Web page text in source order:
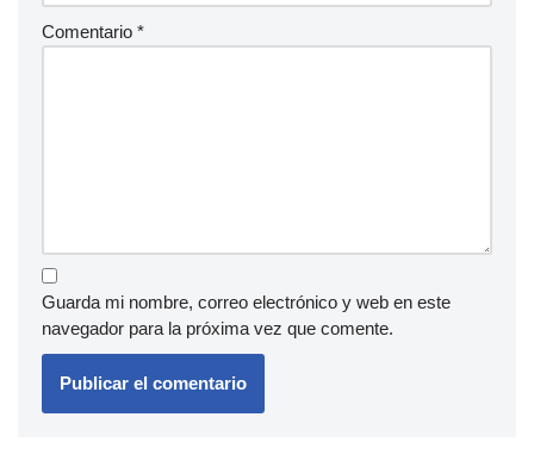
Comentario *
Guarda mi nombre, correo electrónico y web en este
navegador para la próxima vez que comente.